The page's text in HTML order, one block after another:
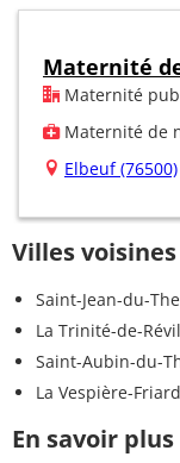
Maternité
Maternité
Maternité de
Elbeuf (76500)
Villes
Saint-Jean-du-
La Trinité-de-
Saint-Aubin-du-
La Vespière-
En savoir